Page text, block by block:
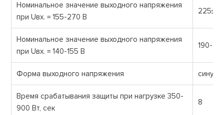
Номинальное значение выходного напряжения
при Uвх. = 155-270 В
225±14
Номинальное значение выходного напряжения
при Uвх. = 140-155 В
190-
Форма выходного напряжения
Время срабатывания защиты при нагрузке 350-
900 Вт, сек
8